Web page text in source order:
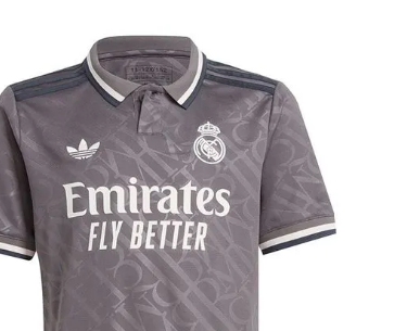
4º
nike
5º
tenis
6º
croc
7º
all star
8º
vans
9º
new balance
10
chuteira